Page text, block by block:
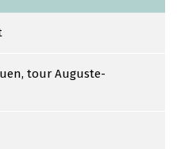
tour Auguste-